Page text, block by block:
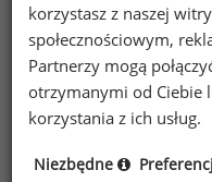
93%
korzystasz z naszej
społecznościowym,
Partnerzy mogą
otrzymanymi od Ciebie
korzystania z ich usług.
Niezbędne